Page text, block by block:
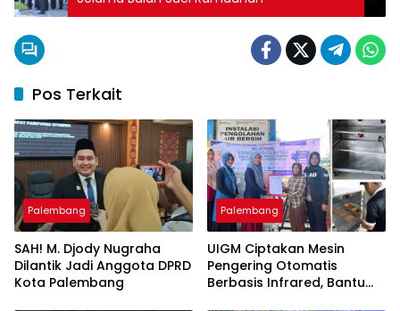
Pos Terkait
Palembang
SAH! M. Djody Nugraha
Dilantik Jadi Anggota DPRD
Kota Palembang
Palembang
UIGM Ciptakan Mesin
Pengering Otomatis
Berbasis Infrared, Bantu